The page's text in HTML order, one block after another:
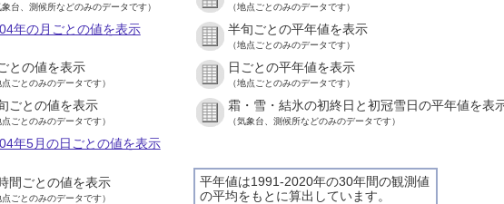
象台、測候所などのみのデータです） （地点ごとのみのデータです）
年の月ごとの値を表示 半旬ごとの平年値を表示
（地点ごとのみのデータです）
との値を表示
点ごとのみのデータです）
日ごとの平年値を表示
（地点ごとのみのデータです）
ごとの値を表示
点ごとのみのデータです）
霜・雪・結氷の初終日と初冠雪日の平年値を表
（気象台、測候所などのみのデータです）
年5月の日ごとの値を表示
平年値は1991-2020年の30年間の観測値
の平均をもとに算出しています。
間ごとの値を表示
点ごとのみのデータです）